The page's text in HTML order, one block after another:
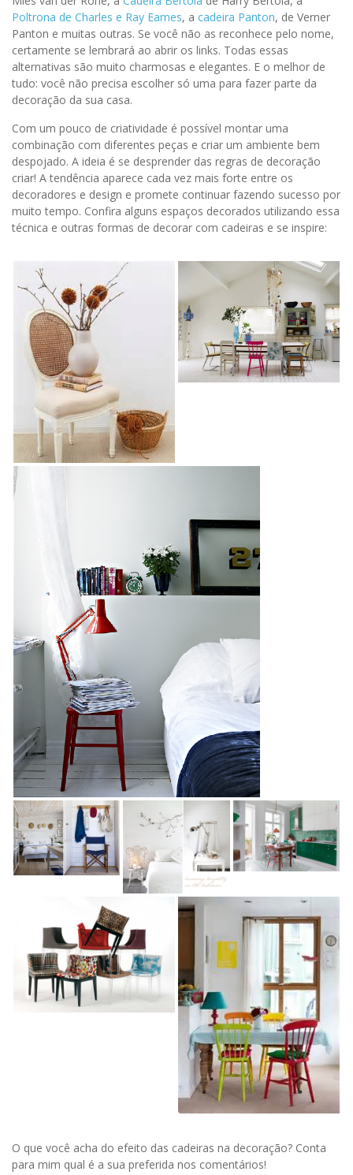
Poltrona de Charles e Ray Eames, a cadeira Panton, de Verner
Panton e muitas outras. Se você não as reconhece pelo nome,
certamente se lembrará ao abrir os links. Todas essas
alternativas são muito charmosas e elegantes. E o melhor de
tudo: você não precisa escolher só uma para fazer parte da
decoração da sua casa.
Com um pouco de criatividade é possível montar uma
combinação com diferentes peças e criar um ambiente bem
despojado. A ideia é se desprender das regras de decoração
criar! A tendência aparece cada vez mais forte entre os
decoradores e design e promete continuar fazendo sucesso por
muito tempo. Confira alguns espaços decorados utilizando essa
técnica e outras formas de decorar com cadeiras e se inspire:
O que você acha do efeito das cadeiras na decoração? Conta
para mim qual é a sua preferida nos comentários!